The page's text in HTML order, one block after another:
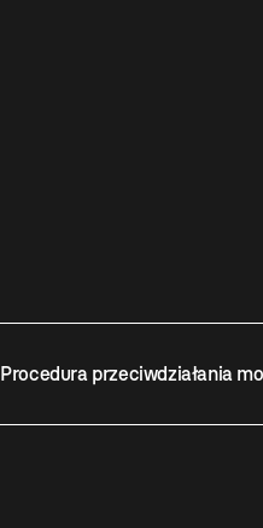
Procedura przeciwdziałania